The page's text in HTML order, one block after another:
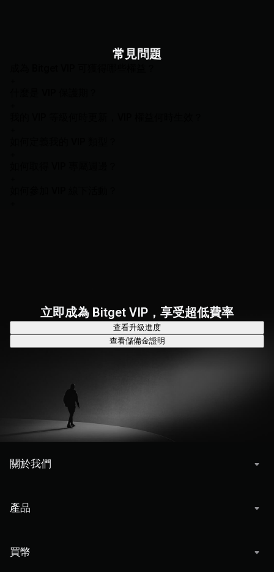
常見問題
立即成為 Bitget VIP，享受超低費率
查看升級進度
查看儲備金證明
關於我們
產品
買幣